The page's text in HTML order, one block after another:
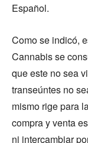
Español.
Como se indicó,
Cannabis se
que este no sea
transeúntes no
mismo rige para
compra y venta
ni intercambiar